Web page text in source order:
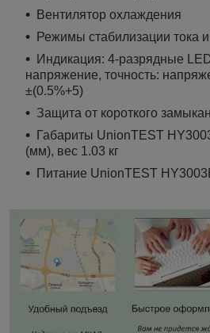
Вентилятор охлаждения
Режимы стабилизации тока
Индикация: 4-разрядные
напряжение, точность:
±(0.5%+5)
Защита от короткого
Габариты UnionTEST
(мм), вес 1.03 кг
Питание UnionTEST